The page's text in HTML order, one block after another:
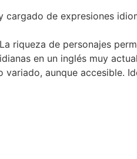
de expresiones
riqueza de personajes
en un inglés muy
aunque accesible.